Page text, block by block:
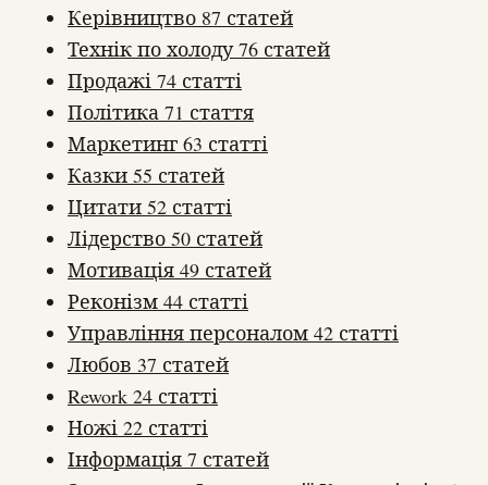
Керівництво 87 статей
Технік по холоду 76 статей
Продажі 74 статті
Політика 71 стаття
Маркетинг 63 статті
Казки 55 статей
Цитати 52 статті
Лідерство 50 статей
Мотивація 49 статей
Реконізм 44 статті
Управління персоналом 42 статті
Любов 37 статей
Rework 24 статті
Ножі 22 статті
Інформація 7 статей